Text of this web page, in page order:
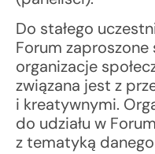
Do stałego
Forum
organizacje
związana jest z
i kreatywnymi.
do udziału w
z tematyką